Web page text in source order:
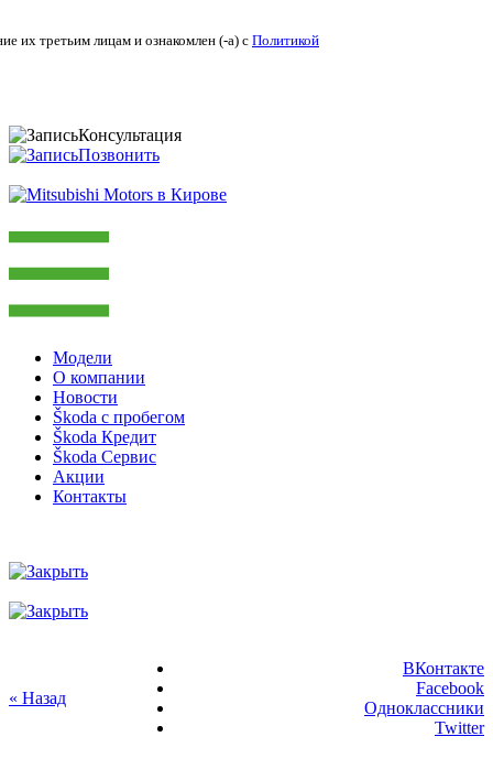
их третьим лицам и ознакомлен (-а) cПолитикой
Консультация
Позвонить
Модели
О компании
Новости
Škoda с пробегом
Škoda Кредит
Škoda Сервис
Акции
Контакты
« Назад
ВКонтакте
Facebook
Одноклассники
Twitter